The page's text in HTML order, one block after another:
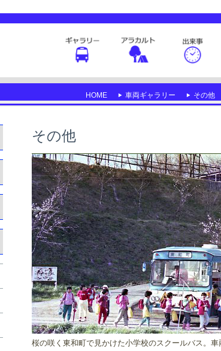
HOME 車両ギャラリー その他
その他
桜の咲く東和町で見かけた小学校のスクールバス。車